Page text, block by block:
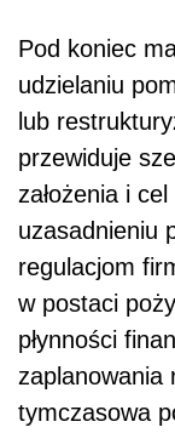
Pod koniec
udzielaniu
lub
przewiduje
założenia i
uzasadnieniu
regulacjom
w postaci
płynności
zaplanowania
tymczasowa